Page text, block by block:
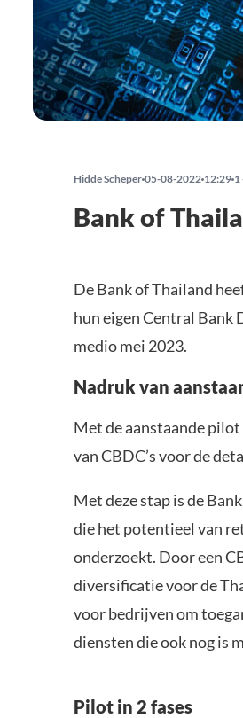
Hidde Scheper 05-08-2022 12:29 1
Bank of
De Bank of Thailand
hun eigen Central Bank
medio mei 2023.
Nadruk van
Met de aanstaande
van CBDC’s voor de
Met deze stap is de
die het potentieel van
onderzoekt. Door een
diversificatie voor de
voor bedrijven om
diensten die ook nog is
Pilot in 2 fases